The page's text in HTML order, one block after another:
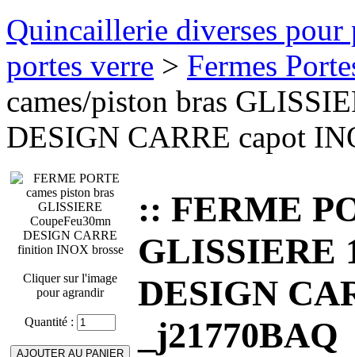
Quincaillerie diverses pour
portes verre > Fermes
cames/piston bras
DESIGN CARRE capot
Cliquer sur l'image
pour agrandir
Quantité :
:: FERME
GLISSIERE
DESIGN
_j21770BAQ